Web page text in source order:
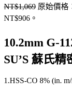
NT$1,069 原始價格
NT$906。
10.2mm G-
SU’S 蘇氏精
1.HSS-CO 8% (in.